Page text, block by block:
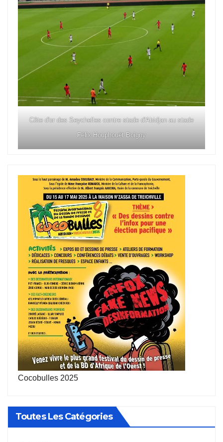
Côte d'or des Seychelles contre stade d'Abidjan au stade
Félix Houphouët Boigny
Cocobulles 2025
Toutes Les Catégories